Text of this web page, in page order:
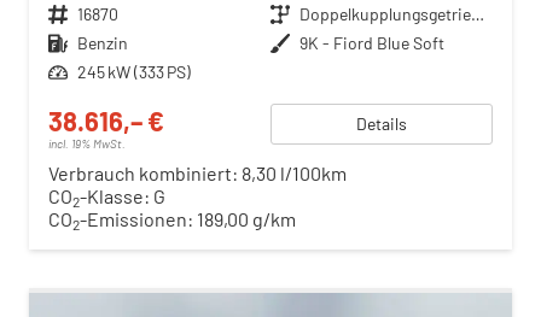
Fahrzeugnr. 16870 Getriebe
Doppelkupplungsgetriebe (DSG)
Kraftstoff Benzin Außenfarbe 9K - Fiord Blue Soft
Leistung 245 kW (333 PS)
38.616,– €
incl. 19% MwSt.
Details
Verbrauch kombiniert: 8,30 l/100km
CO2-Klasse: G
CO2-Emissionen: 189,00 g/km